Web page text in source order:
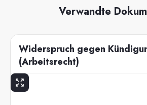
Verwandte
Widerspruch gegen
(Arbeitsrecht)